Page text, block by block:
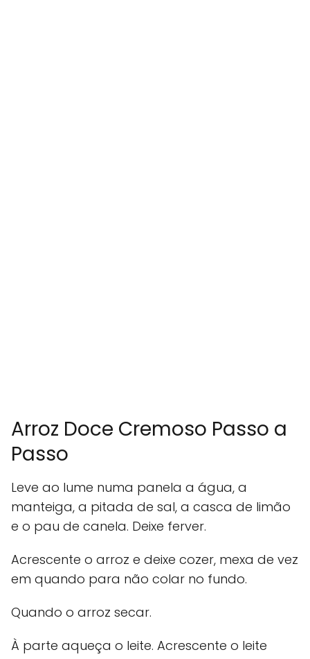
Arroz Doce Cremoso Passo a
Passo
Leve ao lume numa panela a água, a
manteiga, a pitada de sal, a casca de limão
e o pau de canela. Deixe ferver.
Acrescente o arroz e deixe cozer, mexa de vez
em quando para não colar no fundo.
Quando o arroz secar.
À parte aqueça o leite. Acrescente o leite